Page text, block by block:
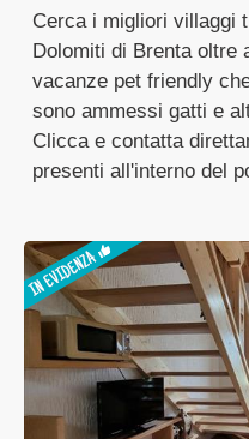
Cerca i migliori villaggi
Dolomiti di Brenta oltre
vacanze pet friendly
sono ammessi gatti e
Clicca e contatta
presenti all'interno del